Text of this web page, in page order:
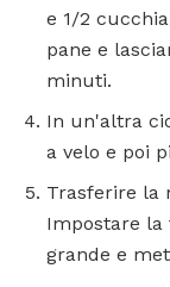
e 1/2
pane e
minuti.
In un'altra
a velo e poi
Trasferire la
Impostare la
grande e